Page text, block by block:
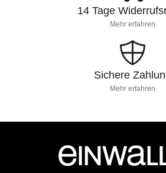
14 Tage
Mehr erfahren
Sichere
Mehr erfahren